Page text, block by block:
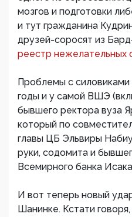
мозгов и подготовки
и тут гражданина
друзей-соросят из
реестр нежелательных
Проблемы с силовиками
годы и у самой ВШЭ
бывшего ректора вуза
который по
главы ЦБ Эльвиры
руки, содомита и
Всемирного банка
И вот теперь новый
Шанинке. Кстати